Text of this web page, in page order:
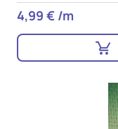
4,99 € /m